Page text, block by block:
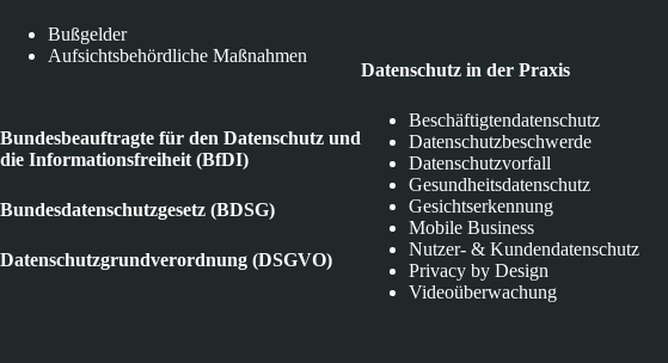
Bußgelder
Aufsichtsbehördliche Maßnahmen
Bundesbeauftragte für den Datenschutz und
die Informationsfreiheit (BfDI)
Bundesdatenschutzgesetz (BDSG)
Datenschutzgrundverordnung (DSGVO)
Datenschutz in der Praxis
Beschäftigtendatenschutz
Datenschutzbeschwerde
Datenschutzvorfall
Gesundheitsdatenschutz
Gesichtserkennung
Mobile Business
Nutzer- & Kundendatenschutz
Privacy by Design
Videoüberwachung